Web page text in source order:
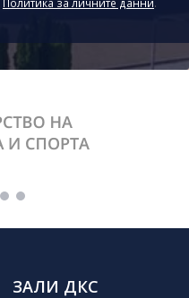
ЗАЛИ ДКС